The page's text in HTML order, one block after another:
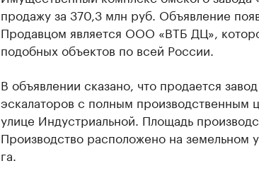
продажу за 370,3 млн руб. Объявление
Продавцом является ООО «ВТБ ДЦ»,
подобных объектов по всей России.
В объявлении сказано, что продается
эскалаторов с полным производственным
улице Индустриальной. Площадь
Производство расположено на земельнoм
га.